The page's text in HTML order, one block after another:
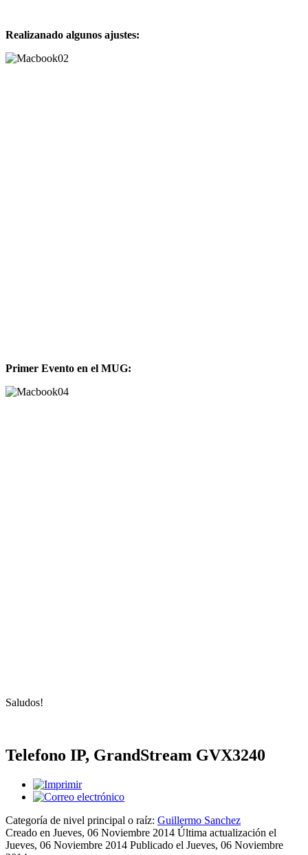
Realizanado algunos ajustes:
Primer Evento en el MUG:
Saludos!
Telefono IP, GrandStream GVX3240
Categoría de nivel principal o raíz: Guillermo Sanchez
Creado en Jueves, 06 Noviembre 2014 Última actualización el
Jueves, 06 Noviembre 2014 Publicado el Jueves, 06 Noviembre